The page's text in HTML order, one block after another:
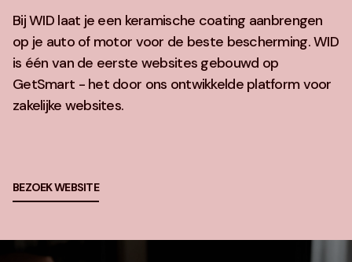
Bij WID laat je een keramische coating aanbrengen
op je auto of motor voor de beste bescherming. WID
is één van de eerste websites gebouwd op
GetSmart - het door ons ontwikkelde platform voor
zakelijke websites.
BEZOEK WEBSITE